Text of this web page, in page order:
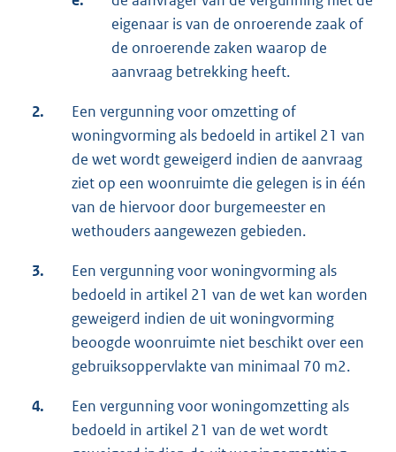
eigenaar is van de onroerende zaak of
de onroerende zaken waarop de
aanvraag betrekking heeft.
2.
Een vergunning voor omzetting of
woningvorming als bedoeld in artikel 21 van
de wet wordt geweigerd indien de aanvraag
ziet op een woonruimte die gelegen is in één
van de hiervoor door burgemeester en
wethouders aangewezen gebieden.
3.
Een vergunning voor woningvorming als
bedoeld in artikel 21 van de wet kan worden
geweigerd indien de uit woningvorming
beoogde woonruimte niet beschikt over een
gebruiksoppervlakte van minimaal 70 m2.
4.
Een vergunning voor woningomzetting als
bedoeld in artikel 21 van de wet wordt